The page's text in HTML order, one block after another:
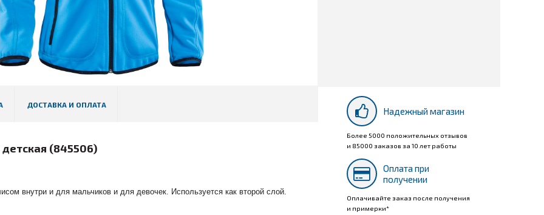
ДОСТАВКА И ОПЛАТА
детская (845506)
внутри и для мальчиков и для девочек. Используется как второй слой.
Надежный магазин
Более 5000 положительных отзывов
и 85000 заказов за 10 лет работы
Оплата при
получении
Оплачивайте заказ после получения
и примерки*